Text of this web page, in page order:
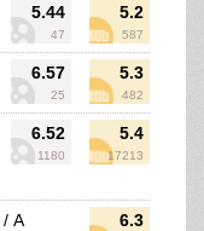
5.44
47
5.2
587
6.57
25
5.3
482
6.52
1180
5.4
17213
6.3
/ A